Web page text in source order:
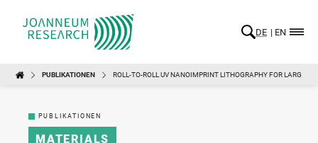
DE EN
PUBLIKATIONEN ROLL-TO-ROLL UV NANOIMPRINT LITHOGRAPHY FOR LARGE-
PUBLIKATIONEN
MATERIALS